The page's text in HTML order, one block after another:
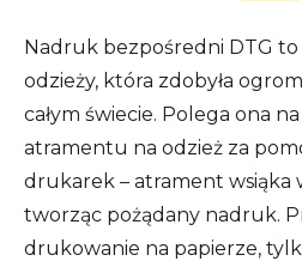
Nadruk bezpośredni DTG
odzieży, która zdobyła
całym świecie. Polega ona
atramentu na odzież za
drukarek – atrament wsiąka
tworząc pożądany nadruk.
drukowanie na papierze,